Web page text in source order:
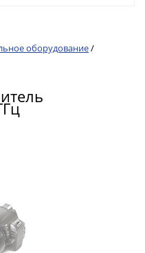
оборудование/